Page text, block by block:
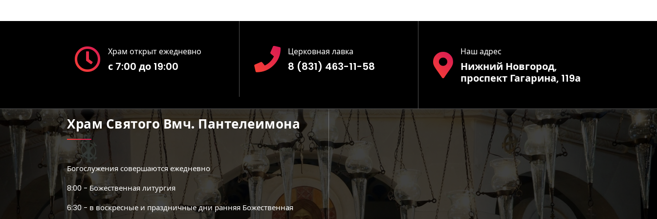
Храм открыт ежедневно
с 7:00 до 19:00
Церковная лавка
8 (831) 463-11-58
Наш адрес
Нижний Новгород,
проспект Гагарина, 119а
Храм Святого Вмч. Пантелеимона
Богослужения совершаются ежедневно
8:00 - Божественная литургия
6:30 - в воскресные и праздничные дни ранняя Божественная